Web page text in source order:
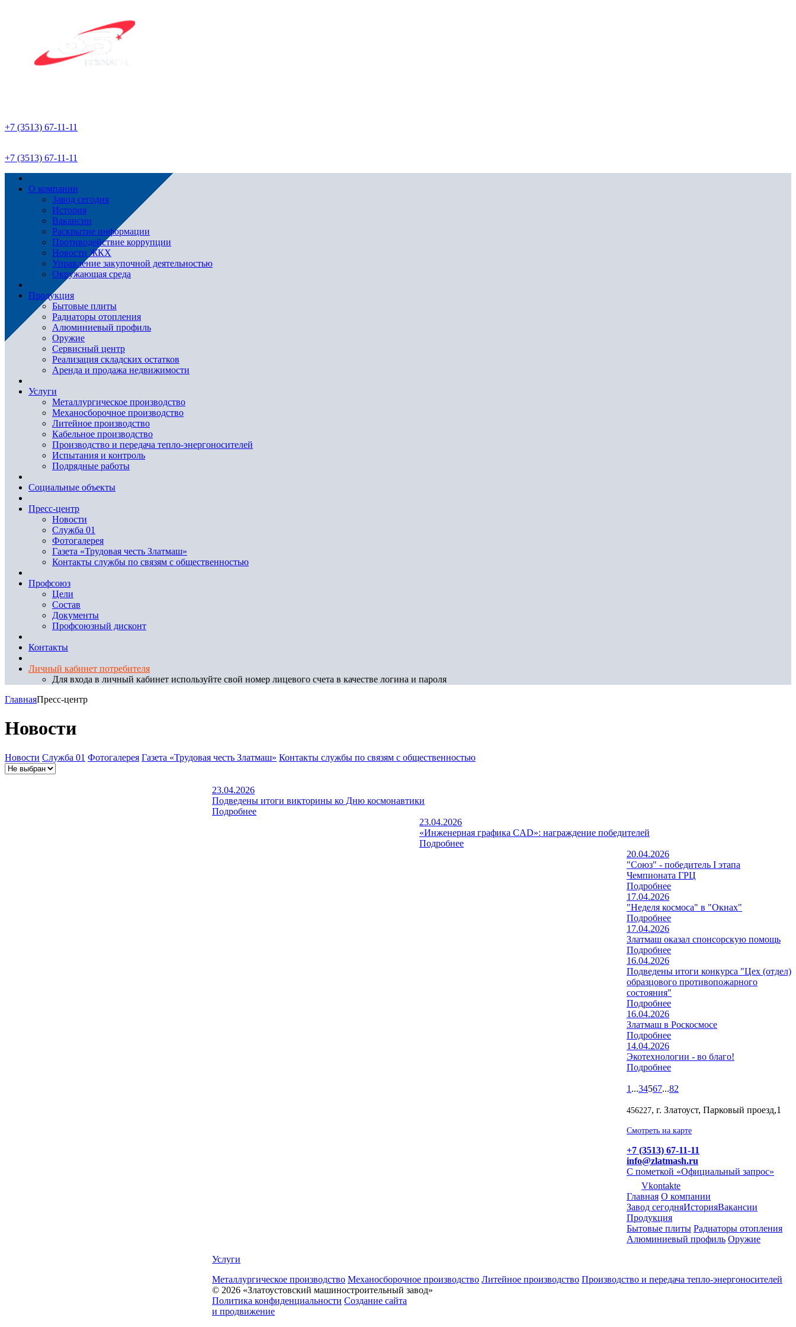
+7 (3513) 67-11-11
+7 (3513) 67-11-11
О компании
Завод сегодня
История
Вакансии
Раскрытие информации
Противодействие коррупции
Новости ЖКХ
Управление закупочной деятельностью
Окружающая среда
Продукция
Бытовые плиты
Радиаторы отопления
Алюминиевый профиль
Оружие
Сервисный центр
Реализация складских остатков
Аренда и продажа недвижимости
Услуги
Металлургическое производство
Механосборочное производство
Литейное производство
Кабельное производство
Производство и передача тепло-энергоносителей
Испытания и контроль
Подрядные работы
Социальные объекты
Пресс-центр
Новости
Служба 01
Фотогалерея
Газета «Трудовая честь Златмаш»
Контакты службы по связям с общественностью
Профсоюз
Цели
Состав
Документы
Профсоюзный дисконт
Контакты
Личный кабинет потребителя
Для входа в личный кабинет используйте свой номер лицевого счета в качестве логина и пароля
ГлавнаяПресс-центр
Новости
Новости Служба 01 Фотогалерея Газета «Трудовая честь Златмаш» Контакты службы по связям с общественностью
23.04.2026
Подведены итоги викторины ко Дню космонавтики
Подробнее
23.04.2026
«Инженерная графика CAD»: награждение победителей
Подробнее
20.04.2026
"Союз" - победитель I этапа
Чемпионата ГРЦ
Подробнее
17.04.2026
"Неделя космоса" в "Окнах"
Подробнее
17.04.2026
Златмаш оказал спонсорскую помощь
Подробнее
16.04.2026
Подведены итоги конкурса "Цех (отдел)
образцового противопожарного
состояния"
Подробнее
16.04.2026
Златмаш в Роскосмосе
Подробнее
14.04.2026
Экотехнологии - во благо!
Подробнее
1 ...34567...82
456227, г. Златоуст, Парковый проезд,1
Смотреть на карте
+7 (3513) 67-11-11
info@zlatmash.ru
С пометкой «Официальный запрос»
Vkontakte
Главная О компании
Завод сегодняИсторияВакансии
Продукция
Бытовые плиты Радиаторы отопления
Алюминиевый профиль Оружие
Услуги
Металлургическое производство Механосборочное производство Литейное производство Производство и передача тепло-энергоносителей
© 2026 «Златоустовский машиностроительный завод»
Политика конфиденциальности Создание сайта
и продвижение